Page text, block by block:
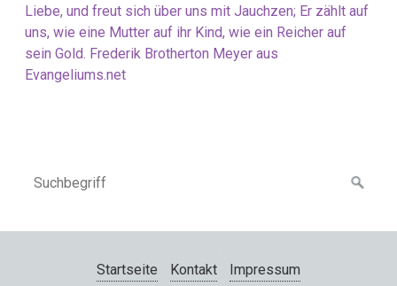
Liebe, und freut sich über uns mit Jauchzen; Er zählt auf
uns, wie eine Mutter auf ihr Kind, wie ein Reicher auf
sein Gold. Frederik Brotherton Meyer aus
Evangeliums.net
Startseite Kontakt Impressum